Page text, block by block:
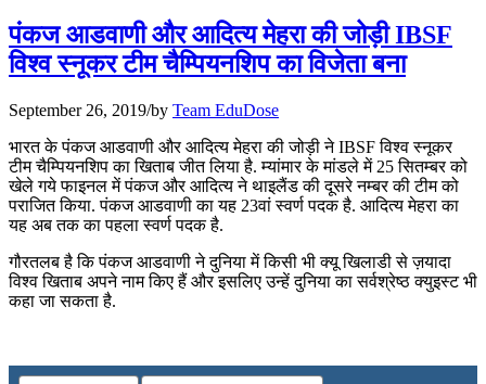
📝 डेली करेंट अफेयर्स: 25-27 जुलाई 2026
📝 डेली करेंट अफेयर्स: 22-24 जुलाई 2026
July 22, 2026
📝 डेली करेंट अफेयर्स: 19-21 जुलाई 2026
July 19, 2026
📝 डेली करेंट अफेयर्स: 16-18 जुलाई 2026
पंकज आडवाणी और आदित्‍य मेहरा की जोड़ी IBSF
विश्व स्नूकर टीम चैम्पियनशिप का विजेता बना
September 26, 2019/by Team EduDose
भारत के पंकज आडवाणी और आदित्‍य मेहरा की जोड़ी ने IBSF विश्व स्नूकर
टीम चैम्पियनशिप का खिताब जीत लिया है. म्‍यांमार के मांडले में 25 सितम्बर को
खेले गये फाइनल में पंकज और आदित्‍य ने थाइलैंड की दूसरे नम्‍बर की टीम को
पराजित किया. पंकज आडवाणी का यह 23वां स्‍वर्ण पदक है. आदित्‍य मेहरा का
यह अब तक का पहला स्‍वर्ण पदक है.
गौरतलब है कि पंकज आडवाणी ने दुनिया में किसी भी क्यू खिलाडी से ज़यादा
विश्व खिताब अपने नाम किए हैं और इसलिए उन्हें दुनिया का सर्वश्रेष्ठ क्युइस्ट भी
कहा जा सकता है.